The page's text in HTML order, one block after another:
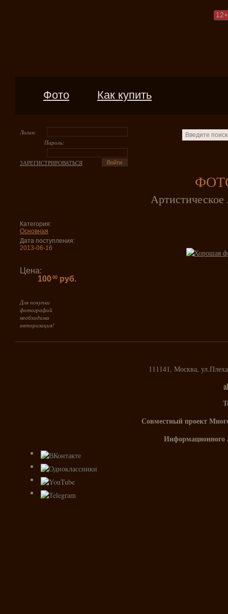
12+
Фото Как купить
Логин:
Пароль:
ЗАРЕГИСТРИРОВАТЬСЯ
Категория:
Основная
Дата поступления:
2013-06-16
Цена:
100 00 руб.
Для покупки
фотографий
необходима
авторизация!
111141, Москва,
Совместный проект